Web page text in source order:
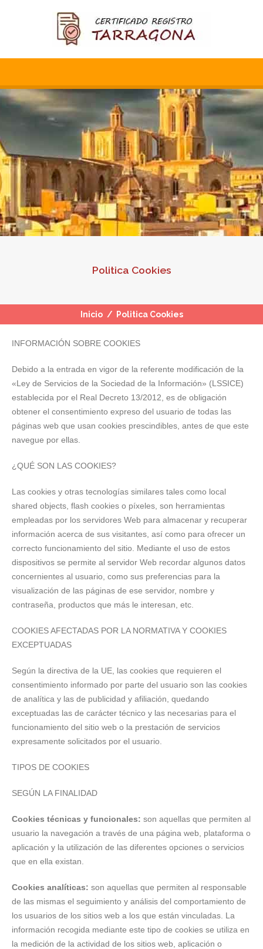
Politica Cookies
Inicio / Politica Cookies
INFORMACIÓN SOBRE COOKIES
Debido a la entrada en vigor de la referente modificación de la
«Ley de Servicios de la Sociedad de la Información» (LSSICE)
establecida por el Real Decreto 13/2012, es de obligación
obtener el consentimiento expreso del usuario de todas las
páginas web que usan cookies prescindibles, antes de que este
navegue por ellas.
¿QUÉ SON LAS COOKIES?
Las cookies y otras tecnologías similares tales como local
shared objects, flash cookies o píxeles, son herramientas
empleadas por los servidores Web para almacenar y recuperar
información acerca de sus visitantes, así como para ofrecer un
correcto funcionamiento del sitio. Mediante el uso de estos
dispositivos se permite al servidor Web recordar algunos datos
concernientes al usuario, como sus preferencias para la
visualización de las páginas de ese servidor, nombre y
contraseña, productos que más le interesan, etc.
COOKIES AFECTADAS POR LA NORMATIVA Y COOKIES
EXCEPTUADAS
Según la directiva de la UE, las cookies que requieren el
consentimiento informado por parte del usuario son las cookies
de analítica y las de publicidad y afiliación, quedando
exceptuadas las de carácter técnico y las necesarias para el
funcionamiento del sitio web o la prestación de servicios
expresamente solicitados por el usuario.
TIPOS DE COOKIES
SEGÚN LA FINALIDAD
Cookies técnicas y funcionales: son aquellas que permiten al
usuario la navegación a través de una página web, plataforma o
aplicación y la utilización de las diferentes opciones o servicios
que en ella existan.
Cookies analíticas: son aquellas que permiten al responsable
de las mismas el seguimiento y análisis del comportamiento de
los usuarios de los sitios web a los que están vinculadas. La
información recogida mediante este tipo de cookies se utiliza en
la medición de la actividad de los sitios web, aplicación o